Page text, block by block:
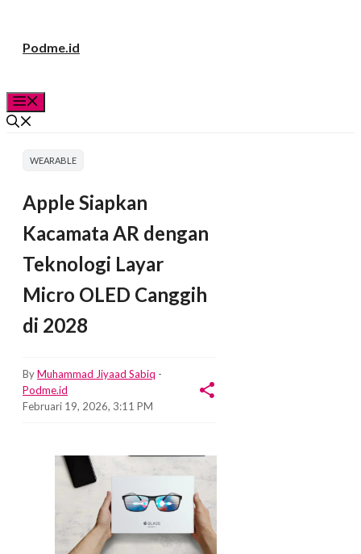
Podme.id
WEARABLE
Apple Siapkan
Kacamata AR dengan
Teknologi Layar
Micro OLED Canggih
di 2028
ByMuhammad Jiyaad Sabiq -
Podme.id
Februari 19, 2026, 3:11 PM